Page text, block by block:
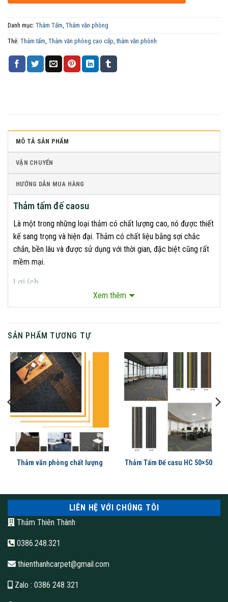
Danh mục: Thảm Tấm, Thảm văn phòng
Thẻ: Thảm tấm, Thảm văn phòng cao cấp,thảm văn phònh
MÔ TẢ SẢN PHẨM
VẬN CHUYỂN
HƯỚNG DẪN MUA HÀNG
Thảm tấm đế caosu
Là một trong những loại thảm có chất lượng cao, nó được thiết
kế sang trọng và hiện đại. Thảm có chất liệu bằng sợi chắc
chắn, bền lâu và được sử dụng với thời gian, đặc biệt cũng rất
mềm mại.
Lợi ích
Là trải sàn 50×50 còn dùng được vô số không gian khác nhau
phòng ngủ; lót quán karaoke; lót các quán cafe; quán trà sữa
ngồi bệt; lót spa; quán bar; câu lạc bộ bida; dùng làm thảm lót
sàn phòng tập thể hình nam nữ giới,…
Độ bền của thảm luôn luôn vượt trội so với các dòng thảm khác
do bởi lớp đế cao su cực kỳ dẻo tốt, chịu được lực lớn nén cao
mà khó có thể bị hư hỏng.
Thảm tấm đế caosu có nhiều màu sắc để khách hàng lựa chọn,
hãy lựa chọn kỹ để phù hợp với phong thủy của gia chủ.
Xem thêm
SẢN PHẨM TƯƠNG TỰ
Thảm văn phòng chất lượng Thảm Tấm Đế casu HC 50×50
LIÊN HỆ VỚI CHÚNG TÔI
Thảm Thiên Thành
0386.248.321
thienthanhcarpet@gmail.com
Zalo : 0386 248 321